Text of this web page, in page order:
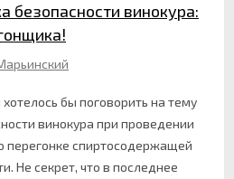
безопасности винокура:
хотелось бы поговорить на тему
винокура при проведении
перегонке спиртосодержащей
Не секрет, что в последнее